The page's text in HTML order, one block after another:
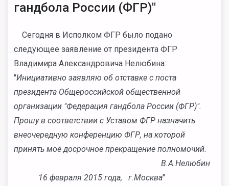
гандбола России (ФГР)"
Сегодня в Исполком ФГР было подано
следующее заявление от президента ФГР
Владимира Александровича Нелюбина:
"Инициативно заявляю об отставке с поста
президента Общероссийской общественной
организации "Федерация гандбола России (ФГР)".
Прошу в соответствии с Уставом ФГР назначить
внеочередную конференцию ФГР, на которой
принять моё досрочное прекращение полномочий.
В.А.Нелюбин
16 февраля 2015 года, г.Москва"